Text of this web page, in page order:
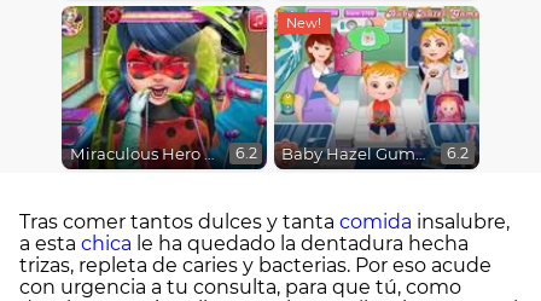
Miraculous Hero Real Dentist 6.2 Baby Hazel Gums Treatment 6.2
Tras comer tantos dulces y tanta comida insalubre,
a esta chica le ha quedado la dentadura hecha
trizas, repleta de caries y bacterias. Por eso acude
con urgencia a tu consulta, para que tú, como